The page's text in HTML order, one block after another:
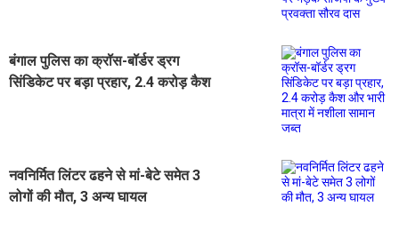
बंगाल पुलिस का क्रॉस-बॉर्डर ड्रग
सिंडिकेट पर बड़ा प्रहार, 2.4 करोड़ कैश
नवनिर्मित लिंटर ढहने से मां-बेटे समेत 3
लोगों की मौत, 3 अन्य घायल